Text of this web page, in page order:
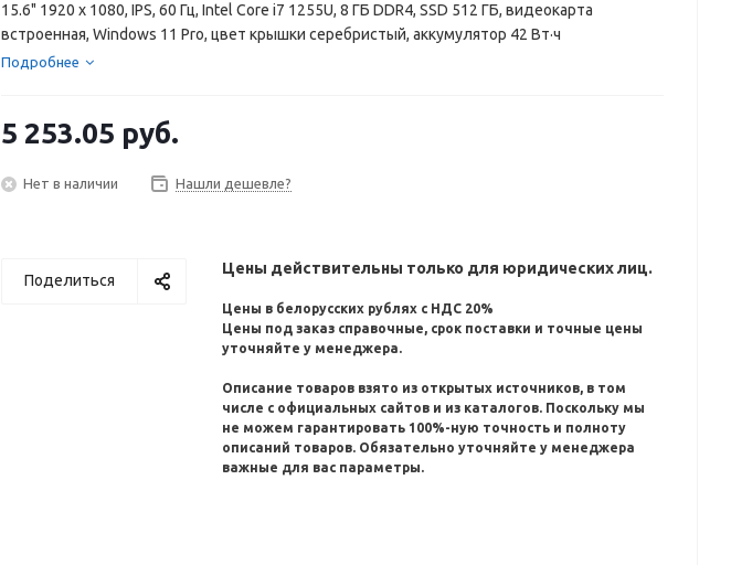
15.6" 1920 x 1080, IPS, 60 Гц, Intel Core i7 1255U, 8 ГБ DDR4, SSD 512 ГБ, видеокарта
встроенная, Windows 11 Pro, цвет крышки серебристый, аккумулятор 42 Вт·ч
Подробнее
5 253.05 руб.
Нет в наличии Нашли дешевле?
Поделиться
Цены действительны только для юридических лиц.
Цены в белорусских рублях с НДС 20%
Цены под заказ справочные, срок поставки и точные цены
уточняйте у менеджера.
Описание товаров взято из открытых источников, в том
числе с официальных сайтов и из каталогов. Поскольку мы
не можем гарантировать 100%-ную точность и полноту
описаний товаров. Обязательно уточняйте у менеджера
важные для вас параметры.